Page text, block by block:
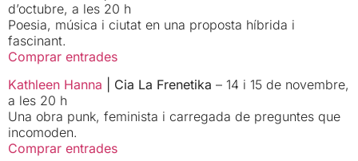
d’octubre, a les 20 h
Poesia, música i ciutat en una proposta híbrida i
fascinant.
Comprar entrades
Kathleen Hanna | Cia La Frenetika – 14 i 15 de novembre,
a les 20 h
Una obra punk, feminista i carregada de preguntes que
incomoden.
Comprar entrades